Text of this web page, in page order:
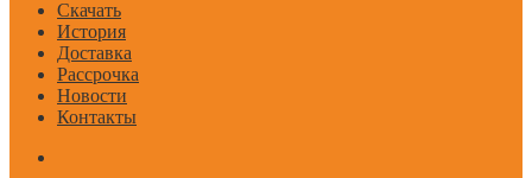
Скачать
История
Доставка
Рассрочка
Новости
Контакты